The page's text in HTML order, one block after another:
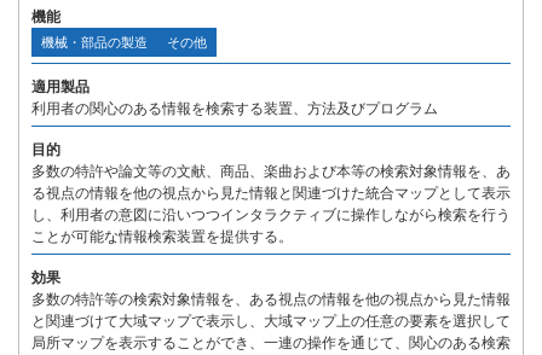
機能
機械・部品の製造 その他
適用製品
利用者の関心のある情報を検索する装置、方法及びプログラム
目的
多数の特許や論文等の文献、商品、楽曲および本等の検索対象情報を、あ
る視点の情報を他の視点から見た情報と関連づけた統合マップとして表示
し、利用者の意図に沿いつつインタラクティブに操作しながら検索を行う
ことが可能な情報検索装置を提供する。
効果
多数の特許等の検索対象情報を、ある視点の情報を他の視点から見た情報
と関連づけて大域マップで表示し、大域マップ上の任意の要素を選択して
局所マップを表示することができ、一連の操作を通じて、関心のある検索